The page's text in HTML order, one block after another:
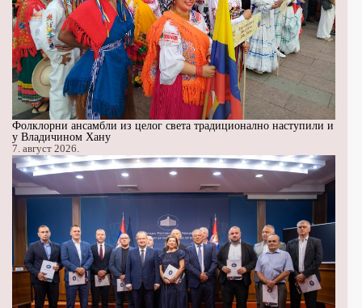
Фолклорни ансамбли из целог света традиционално наступили и
у Владичином Хану
7. август 2026.